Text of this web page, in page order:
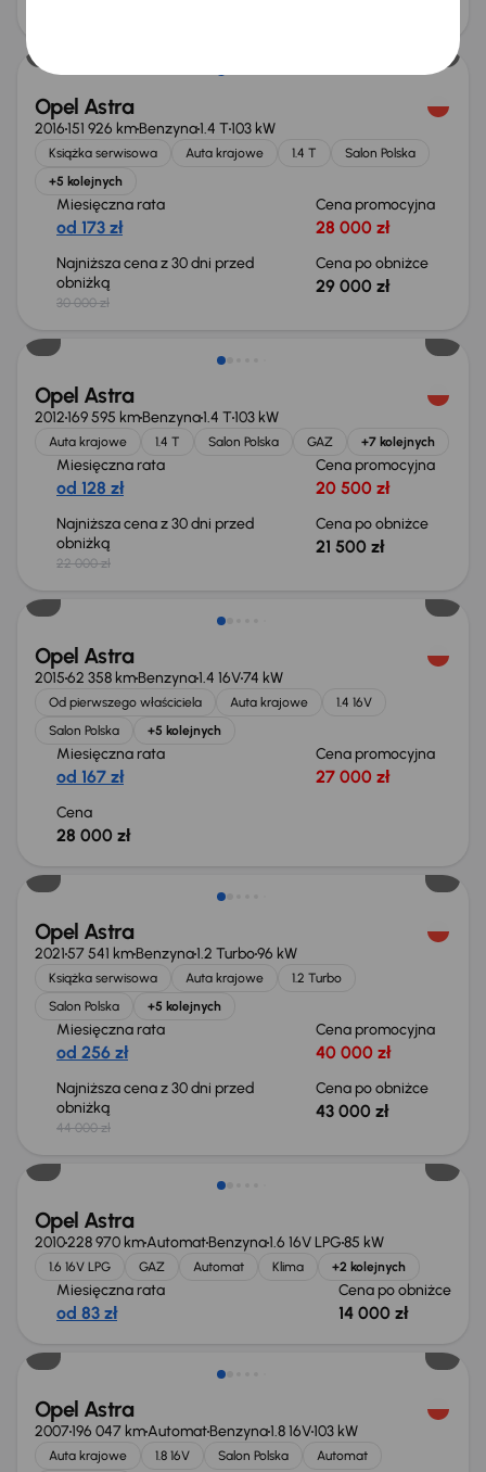
Opel Astra
2016151 926 kmBenzyna1.4 T103 kW
Książka serwisowa Auta krajowe 1.4 T
Salon Polska
+5 kolejnych
Miesięczna rata
od 173 zł
Cena promocyjna
28 000 zł
Najniższa cena z 30 dni przed
obniżką
30 000 zł
Cena po obniżce
29 000 zł
Taniej o 500 zł
Opel Astra
2012169 595 kmBenzyna1.4 T103 kW
Auta krajowe 1.4 T Salon Polska GAZ +7 kolejnych
Miesięczna rata
od 128 zł
Cena promocyjna
20 500 zł
Najniższa cena z 30 dni przed
obniżką
22 000 zł
Cena po obniżce
21 500 zł
Opel Astra
201562 358 kmBenzyna1.4 16V74 kW
Od pierwszego właściciela Auta krajowe
1.4 16V
Salon Polska
+5 kolejnych
Miesięczna rata
od 167 zł
Cena promocyjna
27 000 zł
Cena
28 000 zł
Taniej o 1 000 zł
Opel Astra
202157 541 kmBenzyna1.2 Turbo96 kW
Książka serwisowa Auta krajowe
1.2 Turbo
Salon Polska
+5 kolejnych
Miesięczna rata
od 256 zł
Cena promocyjna
40 000 zł
Najniższa cena z 30 dni przed
obniżką
44 000 zł
Cena po obniżce
43 000 zł
Taniej o 1 000 zł
Opel Astra
2010228 970 kmAutomatBenzyna1.6 16V LPG85 kW
1.6 16V LPG GAZ Automat Klima +2 kolejnych
Miesięczna rata
od 83 zł
Cena po obniżce
14 000 zł
Opel Astra
2007196 047 kmAutomatBenzyna1.8 16V103 kW
Auta krajowe 1.8 16V Salon Polska Automat